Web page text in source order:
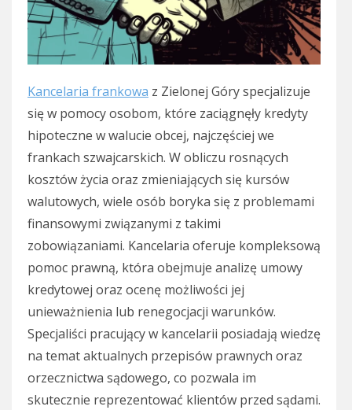
Kancelaria frankowa z Zielonej Góry specjalizuje
się w pomocy osobom, które zaciągnęły kredyty
hipoteczne w walucie obcej, najczęściej we
frankach szwajcarskich. W obliczu rosnących
kosztów życia oraz zmieniających się kursów
walutowych, wiele osób boryka się z problemami
finansowymi związanymi z takimi
zobowiązaniami. Kancelaria oferuje kompleksową
pomoc prawną, która obejmuje analizę umowy
kredytowej oraz ocenę możliwości jej
unieważnienia lub renegocjacji warunków.
Specjaliści pracujący w kancelarii posiadają wiedzę
na temat aktualnych przepisów prawnych oraz
orzecznictwa sądowego, co pozwala im
skutecznie reprezentować klientów przed sądami.